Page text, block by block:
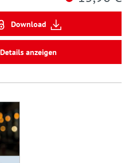
Download
Details anzeigen